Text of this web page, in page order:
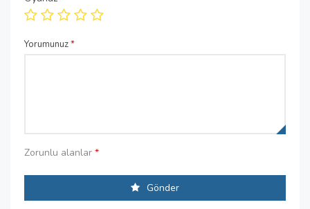
Yorumunuz*
Zorunlu alanlar *
Gönder